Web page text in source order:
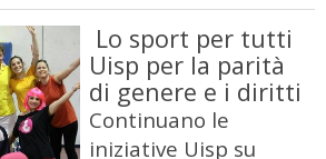
Lo sport per tutti
Uisp per la parità
di genere e i diritti
Continuano le
iniziative Uisp su